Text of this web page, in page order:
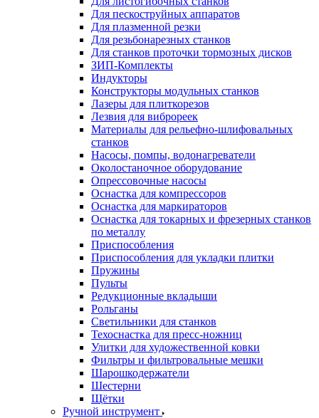
Для пескоструйных аппаратов
Для плазменной резки
Для резьбонарезных станков
Для станков проточки тормозных дисков
ЗИП-Комплекты
Индукторы
Конструкторы модульных станков
Лазеры для плиткорезов
Лезвия для виброреек
Материалы для рельефно-шлифовальных
станков
Насосы, помпы, водонагреватели
Околостаночное оборудование
Опрессовочные насосы
Оснастка для компрессоров
Оснастка для маркираторов
Оснастка для токарных и фрезерных станков
по металлу
Приспособления
Приспособления для укладки плитки
Пружины
Пульты
Редукционные вкладыши
Рольганы
Светильники для станков
Техоснастка для пресс-ножниц
Улитки для художественной ковки
Фильтры и фильтровальные мешки
Шарошкодержатели
Шестерни
Щётки
Ручной инструмент